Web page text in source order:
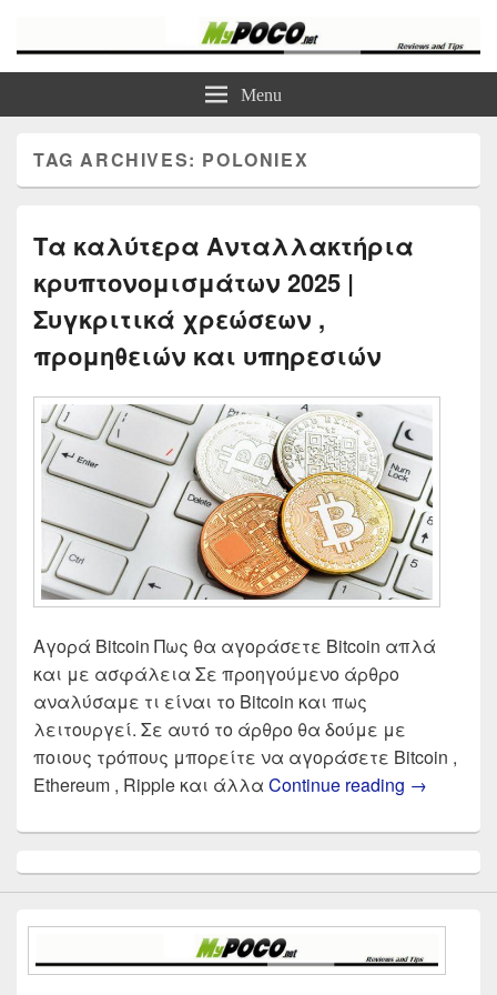
Τα καλύτερα Reviews , Συγκρίσεις , VPN , Webhosting
Menu
TAG ARCHIVES: POLONIEX
Τα καλύτερα Ανταλλακτήρια
κρυπτονομισμάτων 2025 |
Συγκριτικά χρεώσεων ,
προμηθειών και υπηρεσιών
Αγορά Bitcoin Πως θα αγοράσετε Bitcoin απλά
και με ασφάλεια Σε προηγούμενο άρθρο
αναλύσαμε τι είναι το Bitcoin και πως
λειτουργεί. Σε αυτό το άρθρο θα δούμε με
ποιους τρόπους μπορείτε να αγοράσετε Bitcoin ,
Ethereum , Ripple και άλλα Continue reading Τα
→
Sidebar
Widget